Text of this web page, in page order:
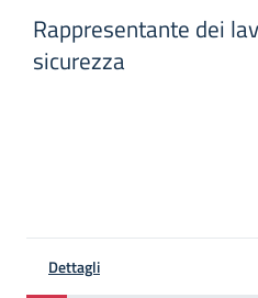
Rappresentante dei
sicurezza
Dettagli